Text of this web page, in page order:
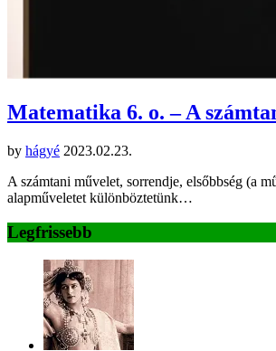
Matematika 6. o. – A
by hágyé 2023.02.23.
A számtani művelet, sorrendje, elsőbbség (a
alapműveletet különböztetünk…
Legfrissebb